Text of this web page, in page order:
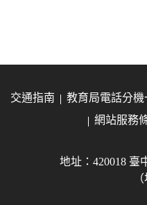
交通指南 教育局電話分機
網站服務
地址：420018 臺